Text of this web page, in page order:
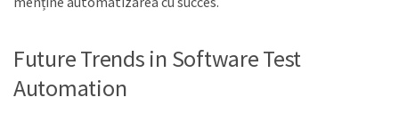
Future Trends in Software Test
Automation